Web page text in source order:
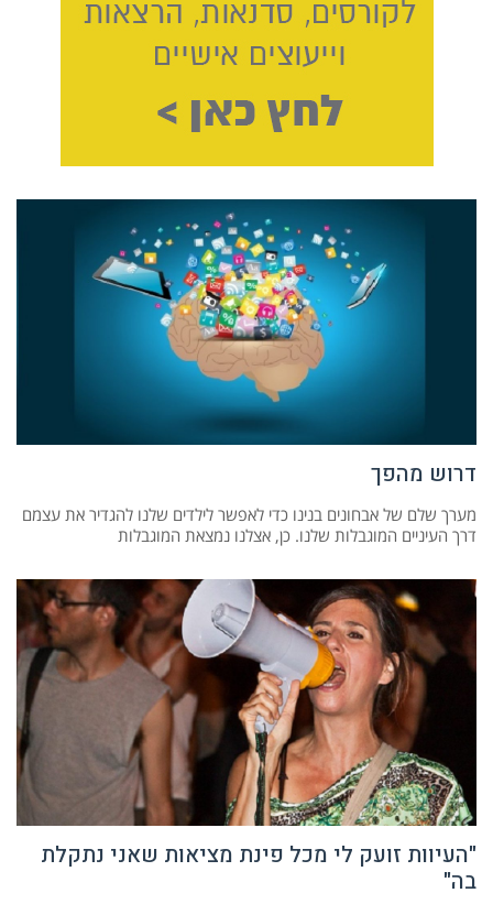
דרוש מהפך
מערך שלם של אבחונים בנינו כדי לאפשר לילדים שלנו להגדיר את עצמם
דרך העיניים המוגבלות שלנו. כן, אצלנו נמצאת המוגבלות
"העיוות זועק לי מכל פינת מציאות שאני נתקלת
בה"